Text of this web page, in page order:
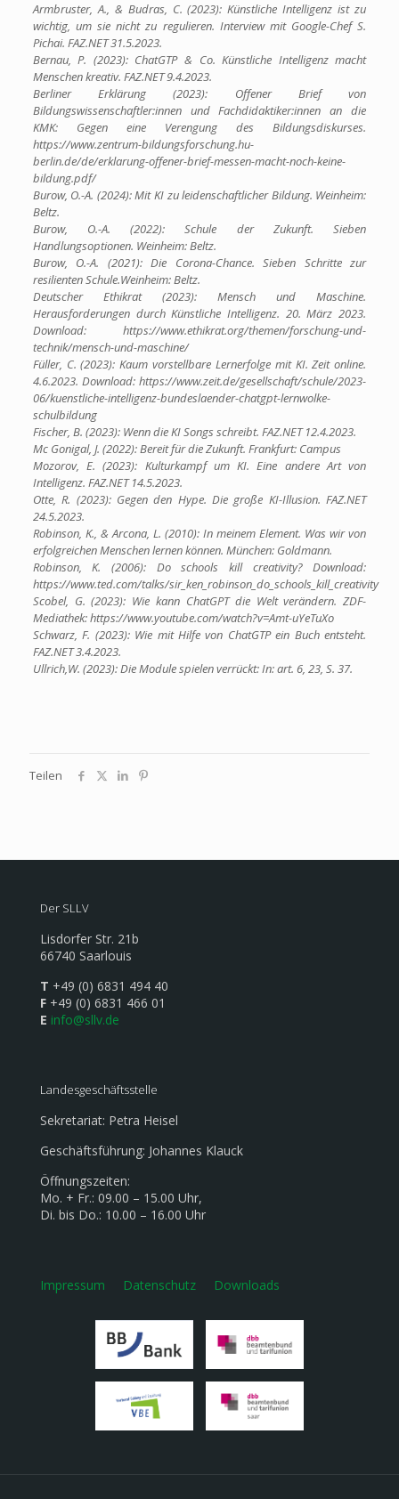
Armbruster, A., & Budras, C. (2023): Künstliche Intelligenz ist zu
wichtig, um sie nicht zu regulieren. Interview mit Google-Chef S.
Pichai. FAZ.NET 31.5.2023.
Bernau, P. (2023): ChatGTP & Co. Künstliche Intelligenz macht
Menschen kreativ. FAZ.NET 9.4.2023.
Berliner Erklärung (2023): Offener Brief von
Bildungswissenschaftler:innen und Fachdidaktiker:innen an die
KMK: Gegen eine Verengung des Bildungsdiskurses.
https://www.zentrum-bildungsforschung.hu-
berlin.de/de/erklarung-offener-brief-messen-macht-noch-keine-
bildung.pdf/
Burow, O.-A. (2024): Mit KI zu leidenschaftlicher Bildung. Weinheim:
Beltz.
Burow, O.-A. (2022): Schule der Zukunft. Sieben
Handlungsoptionen. Weinheim: Beltz.
Burow, O.-A. (2021): Die Corona-Chance. Sieben Schritte zur
resilienten Schule.Weinheim: Beltz.
Deutscher Ethikrat (2023): Mensch und Maschine.
Herausforderungen durch Künstliche Intelligenz. 20. März 2023.
Download: https://www.ethikrat.org/themen/forschung-und-
technik/mensch-und-maschine/
Füller, C. (2023): Kaum vorstellbare Lernerfolge mit KI. Zeit online.
4.6.2023. Download: https://www.zeit.de/gesellschaft/schule/2023-
06/kuenstliche-intelligenz-bundeslaender-chatgpt-lernwolke-
schulbildung
Fischer, B. (2023): Wenn die KI Songs schreibt. FAZ.NET 12.4.2023.
Mc Gonigal, J. (2022): Bereit für die Zukunft. Frankfurt: Campus
Mozorov, E. (2023): Kulturkampf um KI. Eine andere Art von
Intelligenz. FAZ.NET 14.5.2023.
Otte, R. (2023): Gegen den Hype. Die große KI-Illusion. FAZ.NET
24.5.2023.
Robinson, K., & Arcona, L. (2010): In meinem Element. Was wir von
erfolgreichen Menschen lernen können. München: Goldmann.
Robinson, K. (2006): Do schools kill creativity? Download:
https://www.ted.com/talks/sir_ken_robinson_do_schools_kill_creativity
Scobel, G. (2023): Wie kann ChatGPT die Welt verändern. ZDF-
Mediathek: https://www.youtube.com/watch?v=Amt-uYeTuXo
Schwarz, F. (2023): Wie mit Hilfe von ChatGTP ein Buch entsteht.
FAZ.NET 3.4.2023.
Ullrich,W. (2023): Die Module spielen verrückt: In: art. 6, 23, S. 37.
Teilen
Der SLLV
Lisdorfer Str. 21b
66740 Saarlouis
T +49 (0) 6831 494 40
F +49 (0) 6831 466 01
E info@sllv.de
Landesgeschäftsstelle
Sekretariat: Petra Heisel
Geschäftsführung: Johannes Klauck
Öffnungszeiten:
Mo. + Fr.: 09.00 – 15.00 Uhr,
Di. bis Do.: 10.00 – 16.00 Uhr
Impressum Datenschutz Downloads